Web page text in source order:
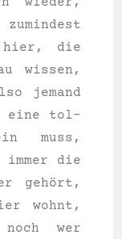
hier, die
wis­sen,
jemand
eine tol­
muss,
immer die
gehört,
wohnt,
wer